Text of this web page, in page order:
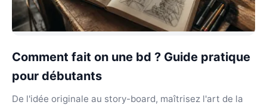
Comment fait on une bd ? Guide pratique
pour débutants
De l'idée originale au story-board, maîtrisez l'art de la